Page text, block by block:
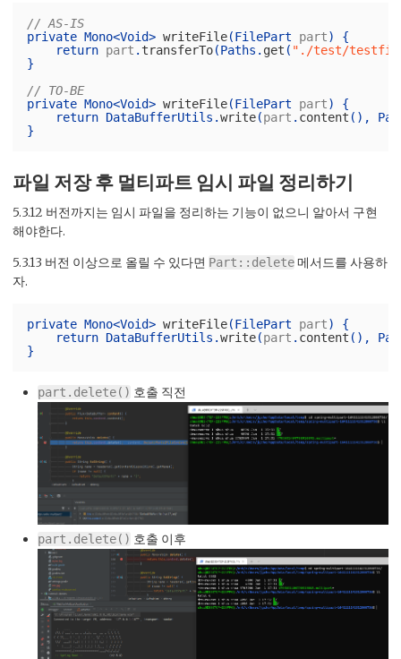
// AS-IS
private Mono<Void> writeFile(FilePart part)
{
return part . transferTo(Paths . get ( "./test/
}
// TO-BE
private Mono<Void> writeFile(FilePart part)
{
return DataBufferUtils .write(part . content (),
}
파일 저장 후 멀티파트 임시 파일 정리하기
5.3.12 버전까지는 임시 파일을 정리하는 기능이 없으니 알아서 구현
해야한다.
5.3.13 버전 이상으로 올릴 수 있다면 Part::delete메서드를 사용하
자.
private Mono<Void> writeFile(FilePart part)
{
return DataBufferUtils .write(part . content (),
}
part.delete() 호출 직전
part.delete() 호출 이후